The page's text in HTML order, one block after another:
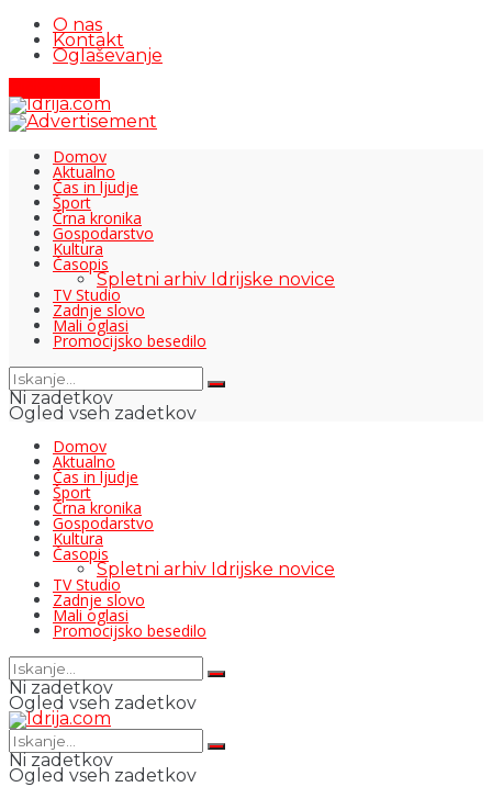
O nas
Kontakt
Oglaševanje
Domov
Aktualno
Čas in ljudje
Šport
Črna kronika
Gospodarstvo
Kultura
Časopis
Spletni arhiv Idrijske novice
TV Studio
Zadnje slovo
Mali oglasi
Promocijsko besedilo
Ni zadetkov
Ogled vseh zadetkov
Domov
Aktualno
Čas in ljudje
Šport
Črna kronika
Gospodarstvo
Kultura
Časopis
Spletni arhiv Idrijske novice
TV Studio
Zadnje slovo
Mali oglasi
Promocijsko besedilo
Ni zadetkov
Ogled vseh zadetkov
Ni zadetkov
Ogled vseh zadetkov